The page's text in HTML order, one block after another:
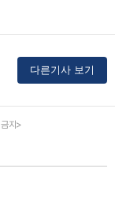
다른기사 보기
지>